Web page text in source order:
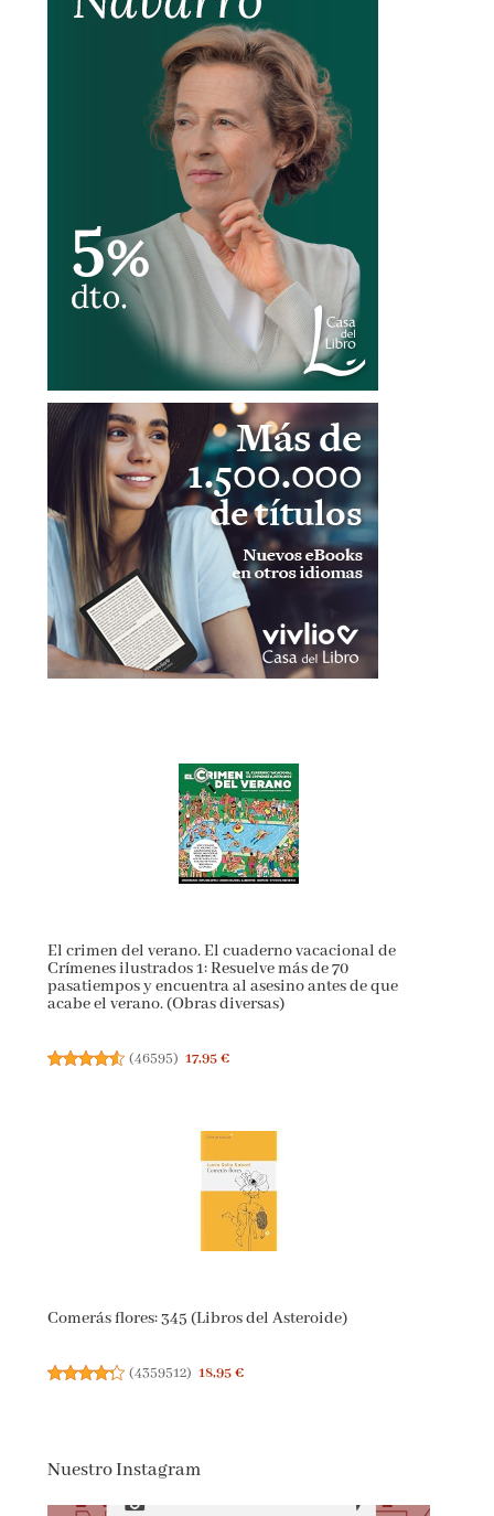
El crimen del verano. El cuaderno vacacional de
Crímenes ilustrados 1: Resuelve más de 70
pasatiempos y encuentra al asesino antes de que
acabe el verano. (Obras diversas)
(46595) 17,95 €
Comerás flores: 345 (Libros del Asteroide)
(4359512) 18,95 €
Nuestro Instagram